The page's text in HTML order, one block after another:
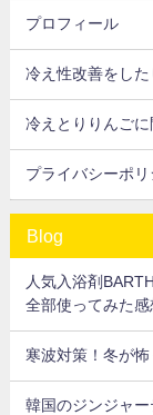
プロフィール
冷え性改善をし
冷えとりりんごに
プライバシーポリ
Blog
人気入浴剤
全部使ってみた感
寒波対策！冬が
韓国のジンジャ